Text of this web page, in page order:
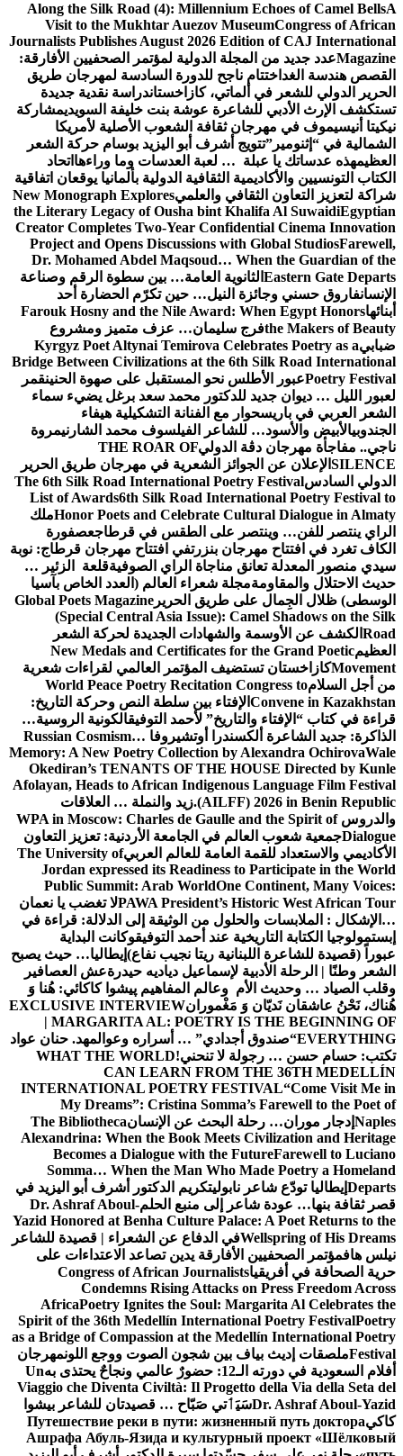
Along the Silk Road (4): Millennium Echoes of Camel BellsA
Visit to the Mukhtar Auezov MuseumCongress of African
Journalists Publishes August 2026 Edition of CAJ International
Magazineعدد جديد من المجلة الدولية لمؤتمر الصحفيين الأفارقة:
القصص هندسة الغد اختتام ناجح للدورة السادسة لمهرجان طريق
الحرير الدولي للشعر في ألماتي، كازاخستاندراسة نقدية جديدة
تستكشف الإرث الأدبي للشاعرة عوشة بنت خليفة السويديمشاركة
نيكيتا أنيسيموف في مهرجان ثقافة الشعوب الأصلية لأمريكا
الشمالية في “إثنومير”تتويج أشرف أبو اليزيد بوسام حركة الشعر
العظيمهذه عدساتك يا عبلة … لعبة العدسات وما وراءها اتحاد
الكتاب التونسيين والأكاديمية الثقافية الدولية بألمانيا يوقعان اتفاقية
شراكة لتعزيز التعاون الثقافي والعلميNew Monograph Explores
the Literary Legacy of Ousha bint Khalifa Al SuwaidiEgyptian
Creator Completes Two-Year Confidential Cinema Innovation
Project and Opens Discussions with Global StudiosFarewell,
Dr. Mohamed Abdel Maqsoud… When the Guardian of the
Eastern Gate Departs الثانوية العامة… بين سطوة الرقم وصناعة
الإنسانفاروق حسني وجائزة النيل… حين تكرّم الحضارة أحد
أبنائهاFarouk Hosny and the Nile Award: When Egypt Honors
the Makers of Beautyفرج سليمان… عزف متميز ومشروع
ضبابيKyrgyz Poet Altynai Temirova Celebrates Poetry as a
Bridge Between Civilizations at the 6th Silk Road International
Poetry Festivalعبور الأطلس نحو المستقبل على صهوة الحنينقمر
لعبور الليل … ديوان جديد للدكتور محمد سعد برغل يضيء سماء
الشعر العربي في باريسحوار مع الفنانة التشكيلية هيفاء
الجندوبيالأبيض والأسود… للشاعر الفيلسوف محمد الشارنيمروة
ناجي.. مفاجأة مهرجان دڨة الدوليTHE ROAR OF
SILENCE الإعلان عن الجوائز الشعرية في مهرجان طريق الحرير
الدولي السادسThe 6th Silk Road International Poetry Festival
List of Awards6th Silk Road International Poetry Festival to
Honor Poets and Celebrate Cultural Dialogue in Almatyملك
الراي ينتصر للفن… وينتصر على الطقس في قرطاجعصفورة
الكاف تغرد في افتتاح مهرجان بنزرتفي افتتاح مهرجان قرطاج: نوبة
سيدي منصور المعدلة تعانق مناجاة الراي الصوفيةقلعة الزئير …
حديث الاحتلال والمقاومةمجلة شعراء العالم (العدد الخاص بآسيا
الوسطى) ظلال الجِمال على طريق الحرير Global Poets Magazine
(Special Central Asia Issue): Camel Shadows on the Silk
Road الكشف عن الأوسمة والشهادات الجديدة لحركة الشعر
العظيمNew Medals and Certificates for the Grand Poetic
Movementكازاخستان تستضيف المؤتمر العالمي لقراءات شعرية
من أجل السلامWorld Peace Poetry Recitation Congress to
Convene in Kazakhstan الإفتاء بين سلطة النص وحركة التاريخ:
قراءة في كتاب “الإفتاء والتاريخ” لأحمد التوفيقالكونية الروسية…
الذاكرة: جديد الشاعرة ألكسندرا أوتشيروفا Russian Cosmism…
Memory: A New Poetry Collection by Alexandra OchirovaWale
Okediran’s TENANTS OF THE HOUSE Directed by Kunle
Afolayan, Heads to African Indigenous Language Film Festival
(AILFF) 2026 in Benin Republic. زيد والنملة … العلاقات
والدروسWPA in Moscow: Charles de Gaulle and the Spirit of
Dialogueجمعية شعوب العالم في الجامعة الأردنية: تعزيز التعاون
الأكاديمي والاستعداد للقمة العامة للعالم العربيThe University of
Jordan expressed its Readiness to Participate in the World
Public Summit: Arab WorldOne Continent, Many Voices:
PAWA President’s Historic West African Tourلا تغضب يا نعمان
…الإشكال : الملابسات والحلول من الوثيقة إلى الدلالة: قراءة في
إبستمولوجيا الكتابة التاريخية عند أحمد التوفيقوكانت البداية
عبوراً (قصيدة للشاعرة اللبنانية ريتا نجيب نفاع) إيطاليا… حيث يصبح
الشعر وطنًا | الرحلة الأدبية لإسماعيل دياديه حيدرةعش العصافير
وقلب الصياد … وحديث الأم وعالم المفاهيم پیشوا کاکائي: هُنا وَ
هُناك، نَحْنُ عاشقان نَديّان وَ مَغْمورانEXCLUSIVE INTERVIEW
| MARGARITA AL: POETRY IS THE BEGINNING OF
EVERYTHING“صندوق أجدادي” … أسراره وعوالمهد. حنان عواد
تكتب: حسام حسن … رجولة لا تنحني!WHAT THE WORLD
CAN LEARN FROM THE 36TH MEDELLÍN
INTERNATIONAL POETRY FESTIVAL“Come Visit Me in
My Dreams”: Cristina Somma’s Farewell to the Poet of
Naples إدجار موران… رحلة البحث عن الإنسانThe Bibliotheca
Alexandrina: When the Book Meets Civilization and Heritage
Becomes a Dialogue with the FutureFarewell to Luciano
Somma… When the Man Who Made Poetry a Homeland
Departs إيطاليا تودّع شاعر نابوليتكريم الدكتور أشرف أبو اليزيد في
قصر ثقافة بنها… عودة شاعر إلى منبع الحلمDr. Ashraf Aboul-
Yazid Honored at Benha Culture Palace: A Poet Returns to the
Wellspring of His Dreamsفي الدفاع عن الشعراء | قصيدة للشاعر
نيلس هافمؤتمر الصحفيين الأفارقة يدين تصاعد الاعتداءات على
حرية الصحافة في أفريقياCongress of African Journalists
Condemns Rising Attacks on Press Freedom Across
AfricaPoetry Ignites the Soul: Margarita Al Celebrates the
Spirit of the 36th Medellín International Poetry FestivalPoetry
as a Bridge of Compassion at the Medellín International Poetry
Festivalملصقات إديث بياف بين شجون الصوت ووجع اللونمهرجان
أفلام السعودية في دورته الـ12: حضورٌ عالمي ونجاحٌ يحتذى به
Un
Viaggio che Diventa Civiltà: Il Progetto della Via della Seta del
Dr. Ashraf Aboul-Yazidسَيَٲتي صَبّاح … قصيدتان للشاعر بيشوا
كاكيПутешествие реки в пути: жизненный путь доктора
Ашрафа Абуль-Язида и культурный проект «Шёлковый